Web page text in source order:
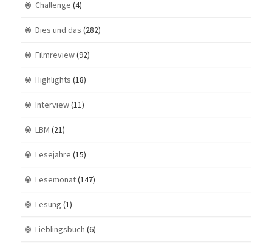
Challenge (4)
Dies und das (282)
Filmreview(92)
Highlights (18)
Interview(11)
LBM (21)
Lesejahre (15)
Lesemonat(147)
Lesung (1)
Lieblingsbuch (6)